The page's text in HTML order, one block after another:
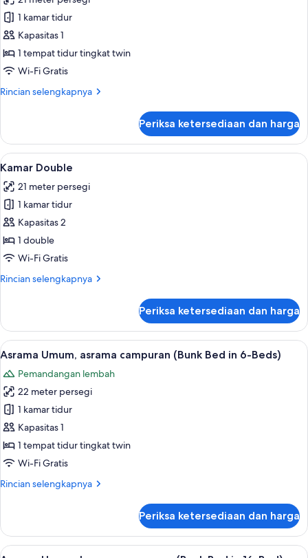
(Bunk
Bed
in
8-
Beds,
2F)
foto
untuk
Asrama
Umum,
hanya
(Bunk
8-
Beds)
1 kamar tidur
Kapasitas 1
1 tempat tidur tingkat twin
Wi-Fi Gratis
Rincian selengkapnya
Rincian
Asrama
Umum,
hanya
(Bunk
Bed
in
8-
Beds)
Periksa ketersediaan dan harga
Lihat
semua
foto
untuk
Kamar
Double
Kamar Double | Brankas, tirai kedap
22
Kamar Double
21 meter persegi
1 kamar tidur
Kapasitas 2
1 double
Wi-Fi Gratis
Rincian selengkapnya
Rincian
Kamar
Double
Periksa ketersediaan dan harga
Lihat
semua
foto
untuk
Asrama
Umum,
asrama
campuran
Bed
Beds)
Brankas, tirai kedap cahaya, Wi-Fi
20
Asrama Umum, asrama campuran (Bunk Bed in 6-Beds)
Pemandangan lembah
22 meter persegi
1 kamar tidur
Kapasitas 1
1 tempat tidur tingkat twin
Wi-Fi Gratis
Rincian selengkapnya
Rincian
Asrama
Umum,
Periksa ketersediaan dan harga
Lihat Brankas, tirai kedap cahaya, Wi-Fi